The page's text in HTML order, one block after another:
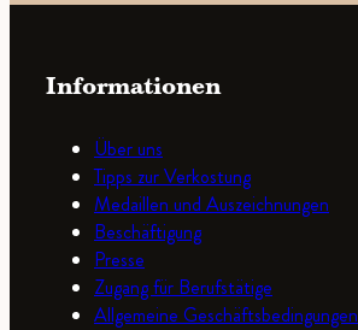
Informationen
Über uns
Tipps zur Verkostung
Medaillen und Auszeichnungen
Beschäftigung
Presse
Zugang für Berufstätige
Allgemeine Geschäftsbedingungen